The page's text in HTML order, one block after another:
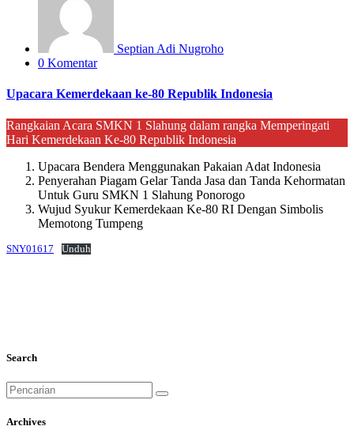
Septian Adi Nugroho
0 Komentar
Upacara Kemerdekaan ke-80 Republik Indonesia
Rangkaian Acara SMKN 1 Slahung dalam rangka Memperingati
Hari Kemerdekaan Ke-80 Republik Indonesia
Upacara Bendera Menggunakan Pakaian Adat Indonesia
Penyerahan Piagam Gelar Tanda Jasa dan Tanda Kehormatan
Untuk Guru SMKN 1 Slahung Ponorogo
Wujud Syukur Kemerdekaan Ke-80 RI Dengan Simbolis
Memotong Tumpeng
SNY01617 Unduh
Search
Pencarian
untuk:
Archives